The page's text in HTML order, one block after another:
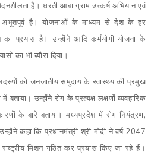
है। धरती आबा ग्राम उत्कर्ष अभियान एवं
अभूतपूर्व है। योजनाओं के माध्यम से देश के हर
का प्रयास है। उन्होंने आदि कर्मयोगी योजना के
का भी ब्यौरा दिया।
को जनजातीय समुदाय के स्वास्थ्य की प्रमुख
उन्होंने रोग के प्रत्यक्ष लक्षणों व्यवहारिक
के बारे बताया। मध्यप्रदेश में रोग नियंत्रण,
कहा कि प्रधानमंत्री श्री मोदी ने वर्ष 2047
मिशन गठित कर प्रयास किए जा रहे हैं।